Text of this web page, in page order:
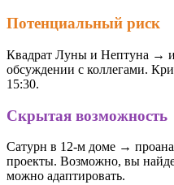
Потенциальный риск
Квадрат Луны и Нептуна →
обсуждении с коллегами.
15:30.
Скрытая возможность
Сатурн в 12-м доме →
проекты. Возможно, вы
можно адаптировать.